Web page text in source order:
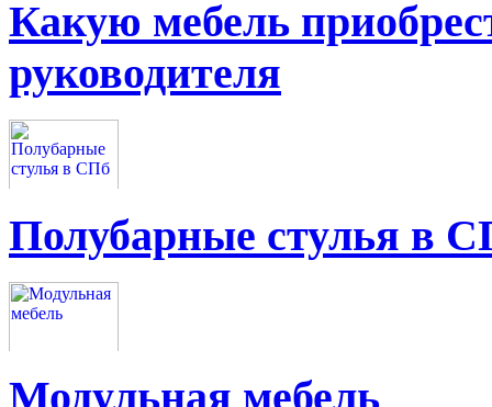
Какую мебель
руководителя
Полубарные стулья в
Модульная мебель